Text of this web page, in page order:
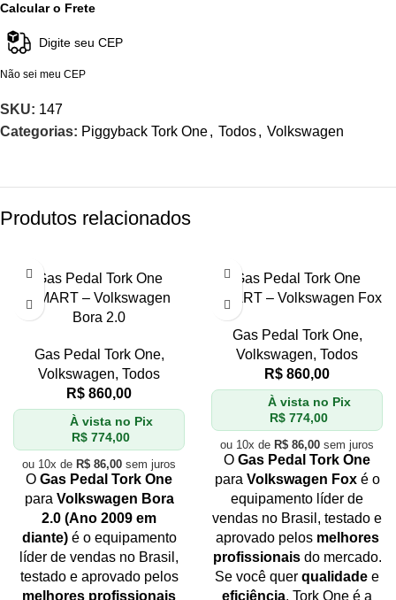
Calcular o Frete
Não sei meu CEP
SKU: 147
Categorias: Piggyback Tork One, Todos, Volkswagen
Produtos relacionados
Gas Pedal Tork One
SMART – Volkswagen
Bora 2.0
Gas Pedal Tork One,
Volkswagen, Todos
R$ 860,00
À vista no Pix
R$ 774,00
ou 10x de R$ 86,00 sem juros
O Gas Pedal Tork One
para Volkswagen Bora
2.0 (Ano 2009 em
diante) é o equipamento
líder de vendas no Brasil,
testado e aprovado pelos
melhores profissionais
Gas Pedal Tork One
SMART – Volkswagen Fox
Gas Pedal Tork One,
Volkswagen, Todos
R$ 860,00
À vista no Pix
R$ 774,00
ou 10x de R$ 86,00 sem juros
O Gas Pedal Tork One
para Volkswagen Fox é o
equipamento líder de
vendas no Brasil, testado e
aprovado pelos melhores
profissionaisdo mercado.
Se você quer qualidade e
eficiência, Tork One é a